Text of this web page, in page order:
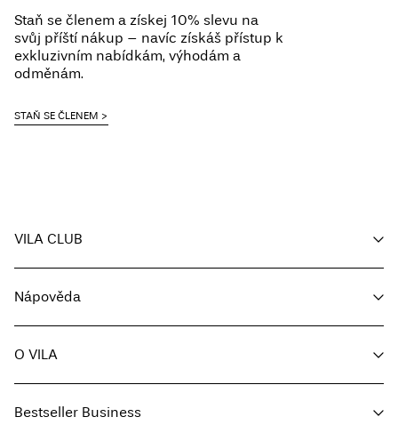
Staň se členem a získej 10% slevu na
svůj příští nákup – navíc získáš přístup k
exkluzivním nabídkám, výhodám a
odměnám.
STAŇ SE ČLENEM
VILA CLUB
Sledování objednávky
Nápověda
Vrátit zde
Možnosti dodání
Průvodce velikostmi
O VILA
Média
Bestseller Business